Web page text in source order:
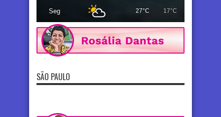
Seg 27°C 17°C
SÃO PAULO